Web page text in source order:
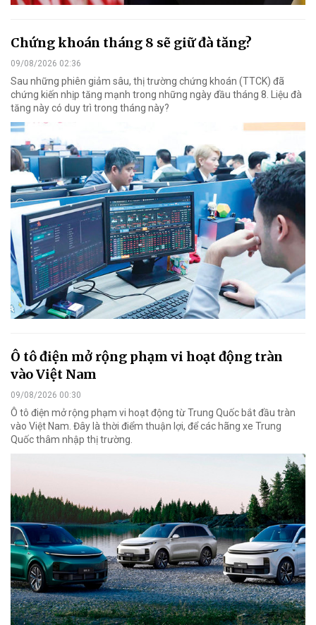
Chứng khoán tháng 8 sẽ giữ đà tăng?
09/08/2026 02:36
Sau những phiên giảm sâu, thị trường chứng khoán (TTCK) đã
chứng kiến nhịp tăng mạnh trong những ngày đầu tháng 8. Liệu đà
tăng này có duy trì trong tháng này?
Ô tô điện mở rộng phạm vi hoạt động tràn
vào Việt Nam
09/08/2026 00:30
Ô tô điện mở rộng phạm vi hoạt động từ Trung Quốc bắt đầu tràn
vào Việt Nam. Đây là thời điểm thuận lợi, để các hãng xe Trung
Quốc thâm nhập thị trường.